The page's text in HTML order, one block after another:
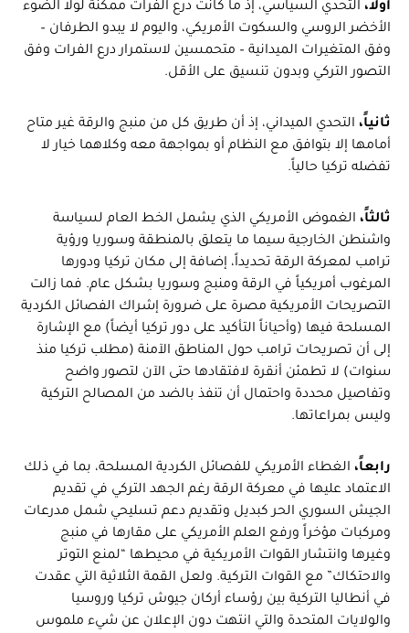
أولاً، التحدي السياسي، إذ ما كانت درع الفرات ممكنة لولا الضوء
الأخضر الروسي والسكوت الأمريكي، واليوم لا يبدو الطرفان –
وفق المتغيرات الميدانية – متحمسين لاستمرار درع الفرات وفق
التصور التركي وبدون تنسيق على الأقل.
ثانياً، التحدي الميداني، إذ أن طريق كل من منبج والرقة غير متاح
أمامها إلا بتوافق مع النظام أو بمواجهة معه وكلاهما خيار لا
تفضله تركيا حالياً.
ثالثاً، الغموض الأمريكي الذي يشمل الخط العام لسياسة
واشنطن الخارجية سيما ما يتعلق بالمنطقة وسوريا ورؤية
ترامب لمعركة الرقة تحديداً، إضافة إلى مكان تركيا ودورها
المرغوب أمريكياً في الرقة ومنبج وسوريا بشكل عام. فما زالت
التصريحات الأمريكية مصرة على ضرورة إشراك الفصائل الكردية
المسلحة فيها (وأحياناً التأكيد على دور تركيا أيضاً) مع الإشارة
إلى أن تصريحات ترامب حول المناطق الآمنة (مطلب تركيا منذ
سنوات) لا تطمئن أنقرة لافتقادها حتى الآن لتصور واضح
وتفاصيل محددة واحتمال أن تنفذ بالضد من المصالح التركية
وليس بمراعاتها.
رابعاً، الغطاء الأمريكي للفصائل الكردية المسلحة، بما في ذلك
الاعتماد عليها في معركة الرقة رغم الجهد التركي في تقديم
الجيش السوري الحر كبديل وتقديم دعم تسليحي شمل مدرعات
ومركبات مؤخراً ورفع العلم الأمريكي على مقارها في منبج
وغيرها وانتشار القوات الأمريكية في محيطها “لمنع التوتر
والاحتكاك” مع القوات التركية. ولعل القمة الثلاثية التي عقدت
في أنطاليا التركية بين رؤساء أركان جيوش تركيا وروسيا
والولايات المتحدة والتي انتهت دون الإعلان عن شيء ملموس